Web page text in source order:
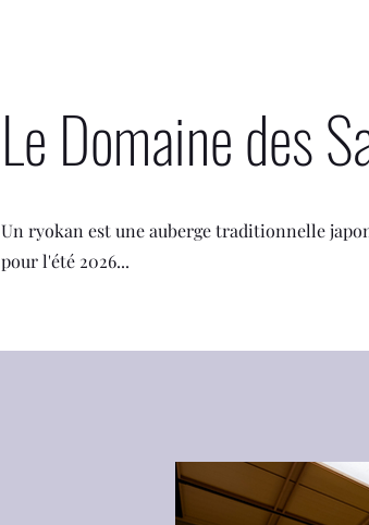
Le Domaine des
Un ryokan est une auberge traditionnelle
pour l'été 2026...